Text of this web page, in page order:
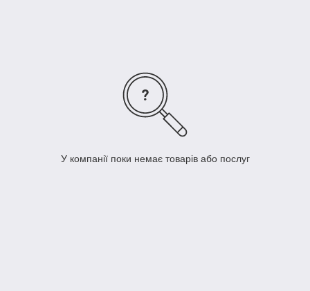
У компанії поки немає товарів або послуг